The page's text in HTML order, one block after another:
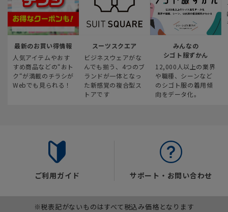
最新のお買い得情報
人気アイテムやおす
すめ商品などの“おト
ク“が満載のチラシが
Webでも見られる！
スーツスクエア
ビジネスウェアがな
んでも揃う、4つのブ
ランドが一体となっ
た新感覚の複合型ス
トアです
みんなの
シゴト服ずかん
12,000人以上の業界
や職種、シーンなど
のシゴト服の着用傾
向をデータ化。
ご利用ガイド サポート・お問い合わせ
※税表記がないものはすべて税込み価格となります